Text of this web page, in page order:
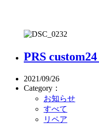
PRS
2021/09/26
Category：
お知らせ
すべて
リペア